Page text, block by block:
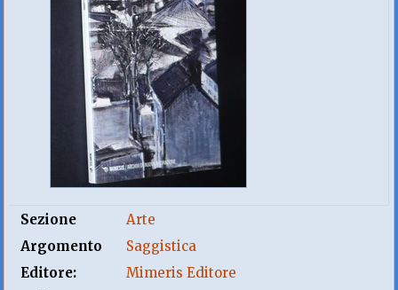
Sezione
Arte
Argomento
Saggistica
Editore:
Mimeris Editore